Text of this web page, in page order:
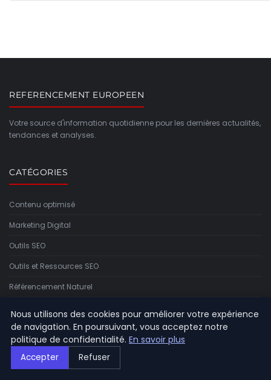
REFERENCEMENT EUROPEEN
Votre source d'information quotidienne pour les dernières actualités,
tendances et analyses.
CATÉGORIES
Contenu optimisé
Marketing Digital
Outils SEO
Outils et Ressources SEO
Référencement Naturel
Stratégies SEO
Techniques de référencement
Tendances SEO
Nous utilisons des cookies pour améliorer votre expérience
de navigation. En poursuivant, vous acceptez notre
politique de confidentialité. En savoir plus
Accepter Refuser